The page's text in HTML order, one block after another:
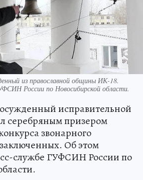
из православной общины ИК-18.
России по Новосибирской области.
исправительной
серебряным призером
звонарного
Об этом
службе ГУФСИН России по